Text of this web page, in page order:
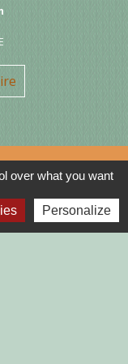
over what you want
Personalize